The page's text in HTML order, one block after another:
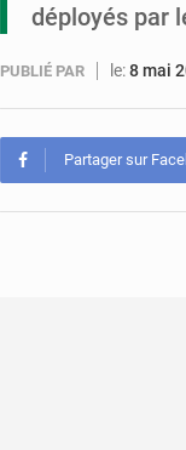
déployés par
PUBLIÉ PAR le:8 mai
Partager sur